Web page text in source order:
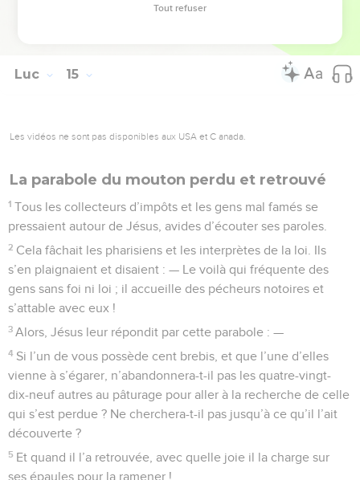
Luc 15
Les vidéos ne sont pas disponibles aux USA et C anada.
La parabole du mouton perdu et retrouvé
1 Tous les collecteurs d’impôts et les gens mal famés se
pressaient autour de Jésus, avides d’écouter ses paroles.
2 Cela fâchait les pharisiens et les interprètes de la loi. Ils
s’en plaignaient et disaient : — Le voilà qui fréquente des
gens sans foi ni loi ; il accueille des pécheurs notoires et
s’attable avec eux !
3 Alors, Jésus leur répondit par cette parabole : —
4 Si l’un de vous possède cent brebis, et que l’une d’elles
vienne à s’égarer, n’abandonnera-t-il pas les quatre-vingt-
dix-neuf autres au pâturage pour aller à la recherche de celle
qui s’est perdue ? Ne cherchera-t-il pas jusqu’à ce qu’il l’ait
découverte ?
5 Et quand il l’a retrouvée, avec quelle joie il la charge sur
ses épaules pour la ramener !
Tout refuser